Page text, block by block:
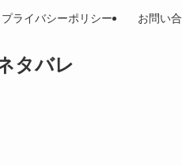
タバレ
プライバシーポリシー お問い